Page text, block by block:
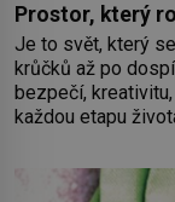
Prostor, který
Je to svět, který
krůčků až po
bezpečí,
každou etapu
by pokoj miminka
Předškolní věk je